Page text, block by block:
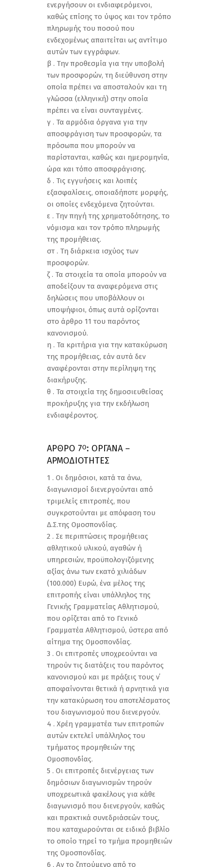
ενεργήσουν οι ενδιαφερόμενοι,
καθώς επίσης το ύψος και τον τρόπο
πληρωμής του ποσού που
ενδεχομένως απαιτείται ως αντίτιμο
αυτών των εγγράφων.
β . Την προθεσμία για την υποβολή
των προσφορών, τη διεύθυνση στην
οποία πρέπει να αποσταλούν και τη
γλώσσα (ελληνική) στην οποία
πρέπει να είναι συνταγμένες.
γ . Τα αρμόδια όργανα για την
αποσφράγιση των προσφορών, τα
πρόσωπα που μπορούν να
παρίστανται, καθώς και ημερομηνία,
ώρα και τόπο αποσφράγισης.
δ . Τις εγγυήσεις και λοιπές
εξασφαλίσεις, οποιαδήποτε μορφής,
οι οποίες ενδεχόμενα ζητούνται.
ε . Την πηγή της χρηματοδότησης, το
νόμισμα και τον τρόπο πληρωμής
της προμήθειας.
στ . Τη διάρκεια ισχύος των
προσφορών.
ζ . Τα στοιχεία τα οποία μπορούν να
αποδείξουν τα αναφερόμενα στις
δηλώσεις που υποβάλλουν οι
υποψήφιοι, όπως αυτά ορίζονται
στο άρθρο 11 του παρόντος
κανονισμού.
η . Τα κριτήρια για την κατακύρωση
της προμήθειας, εάν αυτά δεν
αναφέρονται στην περίληψη της
διακήρυξης.
θ . Τα στοιχεία της δημοσιευθείσας
προκήρυξης για την εκδήλωση
ενδιαφέροντος.
ΑΡΘΡΟ 7Ο: ΟΡΓΑΝΑ –
ΑΡΜΟΔΙΟΤΗΤΕΣ
1 . Οι δημόσιοι, κατά τα άνω,
διαγωνισμοί διενεργούνται από
τριμελείς επιτροπές, που
συγκροτούνται με απόφαση του
Δ.Σ.της Ομοσπονδίας.
2 . Σε περιπτώσεις προμήθειας
αθλητικού υλικού, αγαθών ή
υπηρεσιών, προϋπολογιζόμενης
αξίας άνω των εκατό χιλιάδων
(100.000) Ευρώ, ένα μέλος της
επιτροπής είναι υπάλληλος της
Γενικής Γραμματείας Αθλητισμού,
που ορίζεται από το Γενικό
Γραμματέα Αθλητισμού, ύστερα από
αίτημα της Ομοσπονδίας.
3 . Οι επιτροπές υποχρεούνται να
τηρούν τις διατάξεις του παρόντος
κανονισμού και με πράξεις τους ν΄
αποφαίνονται θετικά ή αρνητικά για
την κατακύρωση του αποτελέσματος
του διαγωνισμού που διενεργούν.
4 . Χρέη γραμματέα των επιτροπών
αυτών εκτελεί υπάλληλος του
τμήματος προμηθειών της
Ομοσπονδίας.
5 . Οι επιτροπές διενέργειας των
δημόσιων διαγωνισμών τηρούν
υποχρεωτικά φακέλους για κάθε
διαγωνισμό που διενεργούν, καθώς
και πρακτικά συνεδριάσεών τους,
που καταχωρούνται σε ειδικό βιβλίο
το οποίο τηρεί το τμήμα προμηθειών
της Ομοσπονδίας.
6 . Αν το ζητούμενο από το